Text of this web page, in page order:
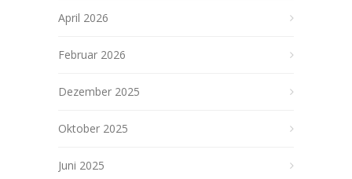
April 2026
Februar 2026
Dezember 2025
Oktober 2025
Juni 2025